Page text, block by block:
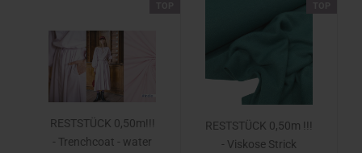
RESTSTÜCK 0,50m!!!
- Trenchcoat - water
RESTSTÜCK 0,50m !!!
- Viskose Strick